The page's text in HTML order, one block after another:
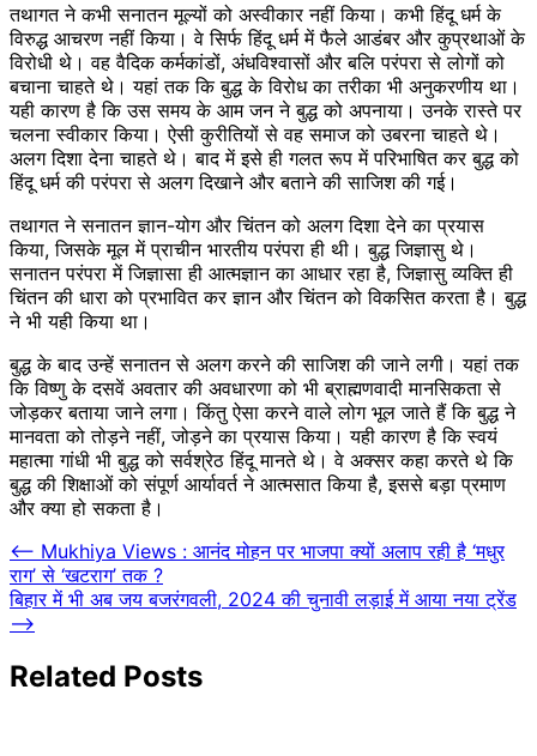
तथागत ने कभी सनातन मूल्यों को अस्वीकार नहीं किया। कभी हिंदू धर्म के
विरुद्ध आचरण नहीं किया। वे सिर्फ हिंदू धर्म में फैले आडंबर और कुप्रथाओं के
विरोधी थे। वह वैदिक कर्मकांडों, अंधविश्वासों और बलि परंपरा से लोगों को
बचाना चाहते थे। यहां तक कि बुद्ध के विरोध का तरीका भी अनुकरणीय था।
यही कारण है कि उस समय के आम जन ने बुद्ध को अपनाया। उनके रास्ते पर
चलना स्वीकार किया। ऐसी कुरीतियों से वह समाज को उबरना चाहते थे।
अलग दिशा देना चाहते थे। बाद में इसे ही गलत रूप में परिभाषित कर बुद्ध को
हिंदू धर्म की परंपरा से अलग दिखाने और बताने की साजिश की गई।
तथागत ने सनातन ज्ञान-योग और चिंतन को अलग दिशा देने का प्रयास
किया, जिसके मूल में प्राचीन भारतीय परंपरा ही थी। बुद्ध जिज्ञासु थे।
सनातन परंपरा में जिज्ञासा ही आत्मज्ञान का आधार रहा है, जिज्ञासु व्यक्ति ही
चिंतन की धारा को प्रभावित कर ज्ञान और चिंतन को विकसित करता है। बुद्ध
ने भी यही किया था।
बुद्ध के बाद उन्हें सनातन से अलग करने की साजिश की जाने लगी। यहां तक
कि विष्णु के दसवें अवतार की अवधारणा को भी ब्राह्मणवादी मानसिकता से
जोड़कर बताया जाने लगा। किंतु ऐसा करने वाले लोग भूल जाते हैं कि बुद्ध ने
मानवता को तोड़ने नहीं, जोड़ने का प्रयास किया। यही कारण है कि स्वयं
महात्मा गांधी भी बुद्ध को सर्वश्रेठ हिंदू मानते थे। वे अक्सर कहा करते थे कि
बुद्ध की शिक्षाओं को संपूर्ण आर्यावर्त ने आत्मसात किया है, इससे बड़ा प्रमाण
और क्या हो सकता है।
Post
navigation
⟵ Mukhiya Views : आनंद मोहन पर भाजपा क्यों अलाप रही है ‘मधुर
राग’ से ‘खटराग’ तक ?
बिहार में भी अब जय बजरंगवली, 2024 की चुनावी लड़ाई में आया नया ट्रेंड
⟶
Related Posts